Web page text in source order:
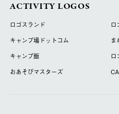
ACTIVITY LOGOS
ロゴスランド
ロ
キャンプ場ドットコム
ま
キャンプ飯
ロ
おあそびマスターズ